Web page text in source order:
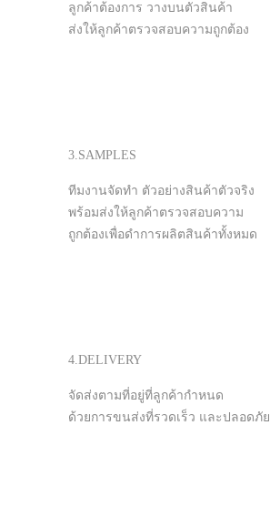
ลูกค้าต้องการ วางบนตัวสินค้า
ส่งให้ลูกค้าตรวจสอบความถูกต้อง
3.SAMPLES
ทีมงานจัดทำ ตัวอย่างสินค้าตัวจริง
พร้อมส่งให้ลูกค้าตรวจสอบความ
ถูกต้องเพื่อดำการผลิตสินค้าทั้งหมด
4.DELIVERY
จัดส่งตามที่อยู่ที่ลูกค้ากำหนด
ด้วยการขนส่งที่รวดเร็ว และปลอดภัย